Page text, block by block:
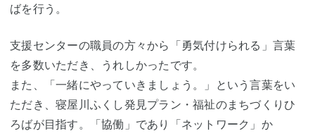
ばを行う。
支援センターの職員の方々から「勇気付けられる」言葉
を多数いただき、うれしかったです。
また、「一緒にやっていきましょう。」という言葉をい
ただき、寝屋川ふくし発見プラン・福祉のまちづくりひ
ろばが目指す。「協働」であり「ネットワーク」か